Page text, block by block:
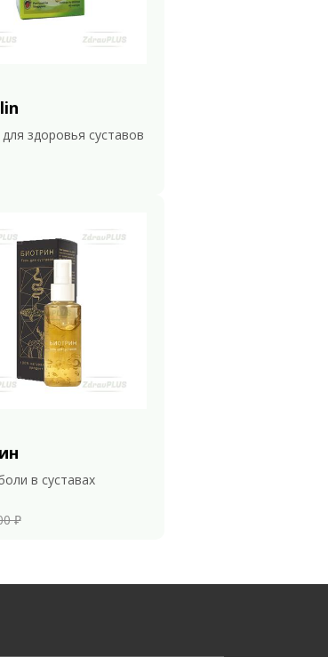
здоровья суставов
в суставах
₽